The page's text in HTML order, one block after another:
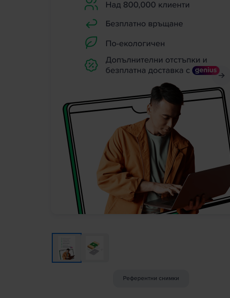
Референтни снимки